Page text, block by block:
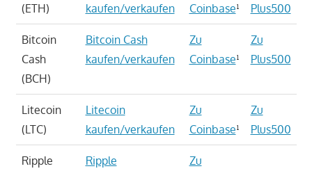
(ETH)
kaufen/verkaufen
Coinbase¹
Plus500
Bitcoin
Cash
(BCH)
Bitcoin Cash
kaufen/verkaufen
Zu
Coinbase¹
Zu
Plus500
Litecoin
(LTC)
Litecoin
kaufen/verkaufen
Zu
Coinbase¹
Zu
Plus500
Ripple Ripple Zu